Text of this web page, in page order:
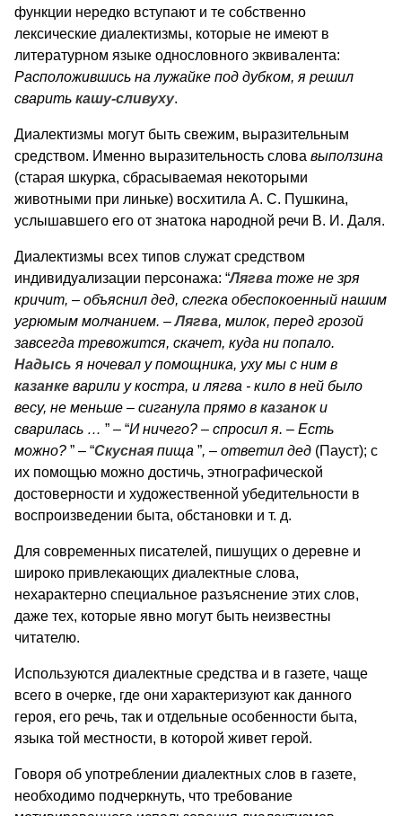
функции нередко вступают и те собственно
лексические диалектизмы, которые не имеют в
литературном языке однословного эквивалента:
Расположившись на лужайке под дубком, я решил
сварить кашу-сливуху.
Диалектизмы могут быть свежим, выразительным
средством. Именно выразительность слова выползина
(старая шкурка, сбрасываемая некоторыми
животными при линьке) восхитила А. С. Пушкина,
услышавшего его от знатока народной речи В. И. Даля.
Диалектизмы всех типов служат средством
индивидуализации персонажа: “Лягва тоже не зря
кричит, – объяснил дед, слегка обеспокоенный нашим
угрюмым молчанием. –Лягва, милок, перед грозой
завсегда тревожится, скачет, куда ни попало.
Надысь я ночевал у помощника, уху мы с ним в
казанке варили у костра, и лягва - кило в ней было
весу, не меньше – сиганула прямо в казаноки
сварилась … ” –­­­ “И ничего?­­ – спросил­ я. – Есть
можно? ” ­­­­ – “Скусная пища ”, – ответил дед (Пауст); с
их помощью можно достичь, этнографической
достоверности и художественной убедительности в
воспроизведении быта, обстановки и т. д.
Для современных писателей, пишущих о деревне и
широко привлекающих диалектные слова,
нехарактерно специальное разъяснение этих слов,
даже тех, которые явно могут быть неизвестны
читателю.
Используются диалектные средства и в газете, чаще
всего в очерке, где они характеризуют как данного
героя, его речь, так и отдельные особенности быта,
языка той местности, в которой живет герой.
Говоря об употреблении диалектных слов в газете,
необходимо подчеркнуть, что требование